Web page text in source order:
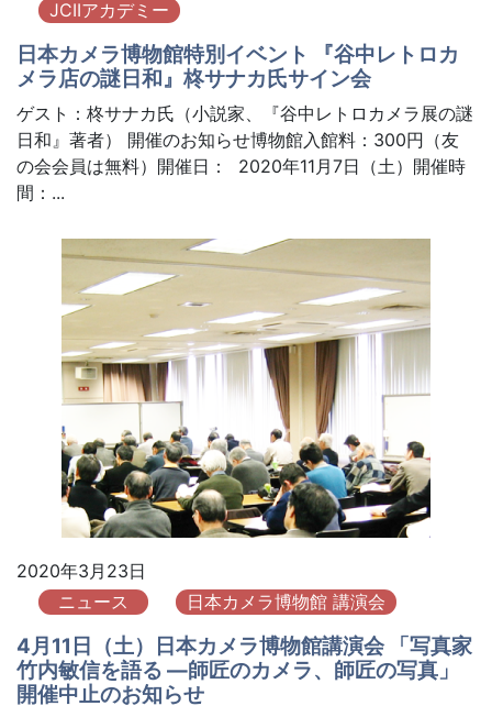
JCIIアカデミー
日本カメラ博物館特別イベント 『谷中レトロカ
メラ店の謎日和』柊サナカ氏サイン会
ゲスト：柊サナカ氏（小説家、『谷中レトロカメラ展の謎
日和』著者） 開催のお知らせ博物館入館料：300円（友
の会会員は無料）開催日： 2020年11月7日（土）開催時
間：...
2020年3月23日
ニュース
日本カメラ博物館 講演会
4月11日（土）日本カメラ博物館講演会 「写真家
竹内敏信を語る ―師匠のカメラ、師匠の写真」
開催中止のお知らせ